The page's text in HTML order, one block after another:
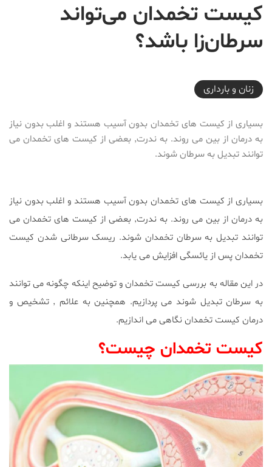
کیست تخمدان می‌تواند
سرطان‌زا باشد؟
2018-08-03T23:50:29+04:30
زنان و بارداری
بسیاری از کیست های تخمدان بدون آسیب هستند و اغلب بدون نیاز
به درمان از بین می روند. به ندرت٬ بعضی از کیست های تخمدان می
توانند تبدیل به سرطان شوند.
بسیاری از کیست های تخمدان بدون آسیب هستند و اغلب بدون نیاز
به درمان از بین می روند. به ندرت٬ بعضی از کیست های تخمدان می
توانند تبدیل به سرطان تخمدان شوند. ریسک سرطانی شدن کیست
تخمدان پس از یائسگی افزایش می یابد.
در این مقاله به بررسی کیست تخمدان و توضیح اینکه چگونه می توانند
به سرطان تبدیل شوند می پردازیم. همچنین به علائم ٬ تشخیص و
درمان کیست تخمدان نگاهی می اندازیم.
کیست تخمدان چیست؟